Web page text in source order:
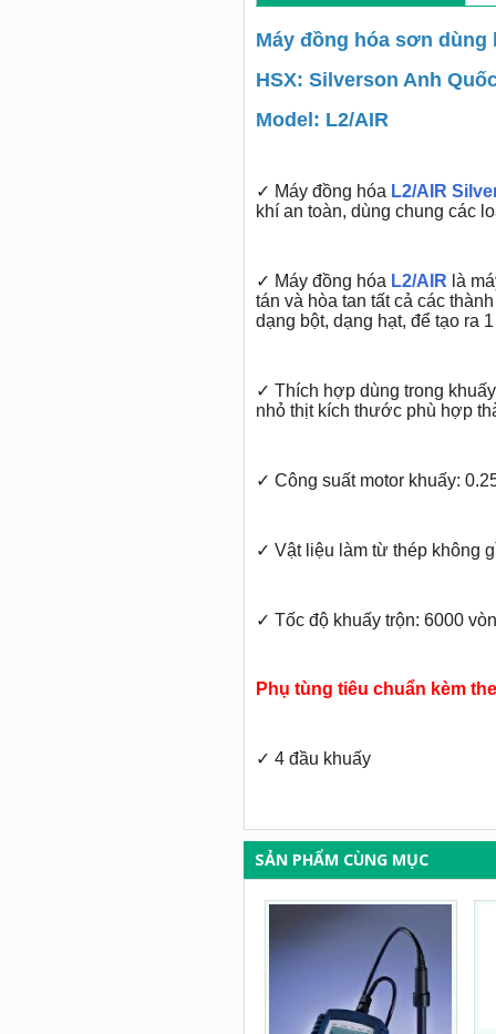
Máy đồng hóa sơn dùng
HSX: Silverson Anh
Model: L2/AIR
✓ Máy đồng hóa L2/AIR
khí an toàn, dùng chung các
✓ Máy đồng hóa L2/AIR là
tán và hòa tan tất cả các
dạng bột, dạng hạt, để tạo ra
✓ Thích hợp dùng trong
nhỏ thịt kích thước phù hợp
✓ Công suất motor khuấy:
✓ Vật liệu làm từ thép không
✓ Tốc độ khuấy trộn: 6000
Phụ tùng tiêu chuẩn kèm
✓ 4 đầu khuấy
SẢN PHẨM CÙNG MỤC